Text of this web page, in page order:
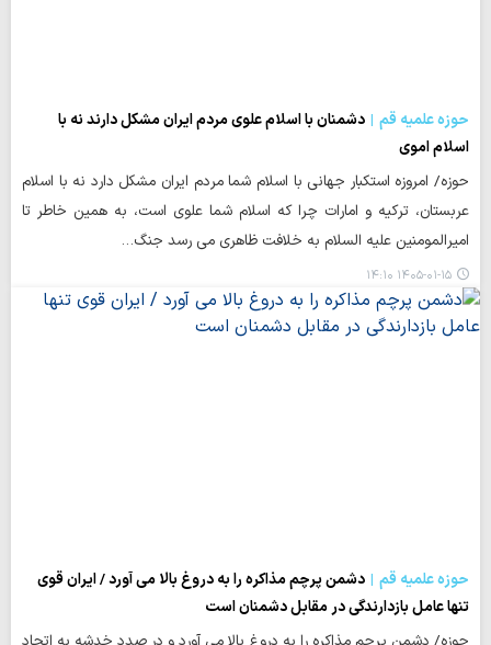
حوزه علمیه قم
دشمنان با اسلام علوی مردم ایران مشکل دارند نه با
اسلام اموی
حوزه/ امروزه استکبار جهانی با اسلام شما مردم ایران مشکل دارد نه با اسلام
عربستان، ترکیه و امارات چرا که اسلام شما علوی است، به همین خاطر تا
امیرالمومنین علیه السلام به خلافت ظاهری می رسد جنگ…
۱۴۰۵-۰۱-۱۵ ۱۴:۱۰
حوزه علمیه قم
دشمن پرچم مذاکره را به دروغ بالا می آورد / ایران قوی
تنها عامل بازدارندگی در مقابل دشمنان است